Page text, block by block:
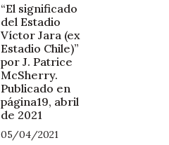
“El significado
del Estadio
Víctor Jara (ex
Estadio Chile)”
por J. Patrice
McSherry.
Publicado en
página19, abril
de 2021
05/04/2021